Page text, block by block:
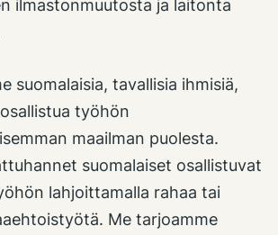
ilmastonmuutosta ja laitonta
suomalaisia, tavallisia ihmisiä,
työhön
maailman puolesta.
suomalaiset osallistuvat
lahjoittamalla rahaa tai
Me tarjoamme